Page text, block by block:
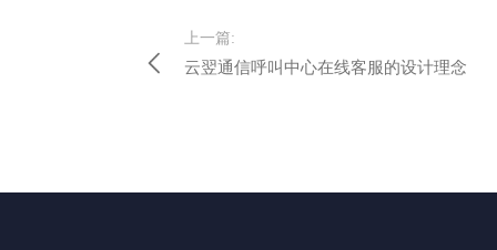
上一篇:
云翌通信呼叫中心在线客服的设计理念